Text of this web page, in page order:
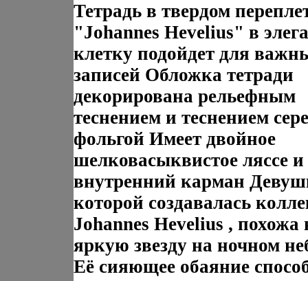
Тетрадь в твердом
"Johannes Hevelius" в
клетку подойдет для
записей Обложка тетради
декорирована рельефным
теснением и теснением
фольгой Имеет двойное
шелковасыквистое ляссе
внутренний карман
которой создавалась
Johannes Hevelius , похожа
яркую звезду на ночном
Её сияющее обаяние